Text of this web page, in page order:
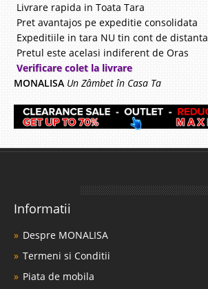
Livrare rapida in Toata Tara
Pret avantajos pe expeditie consolidata
Expeditiile in tara NU tin cont de distanta
Pretul este acelasi indiferent de Oras
Verificare colet la livrare
MONALISA Un Zâmbet în Casa Ta
Informatii
Despre MONALISA
Termeni si Conditii
Piata de mobila